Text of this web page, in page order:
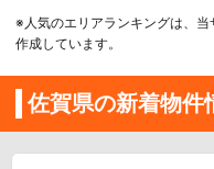
※人気のエリアランキングは、
作成しています。
佐賀県の新着物件